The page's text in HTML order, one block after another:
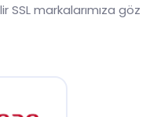
SSL markalarımıza göz